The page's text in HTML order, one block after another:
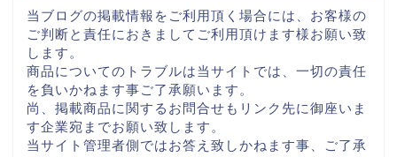
当ブログの掲載情報をご利用頂く場合には、お客様の
ご判断と責任におきましてご利用頂けます様お願い致
します。
商品についてのトラブルは当サイトでは、一切の責任
を負いかねます事ご了承願います。
尚、掲載商品に関するお問合せもリンク先に御座いま
す企業宛までお願い致します。
当サイト管理者側ではお答え致しかねます事、ご了承